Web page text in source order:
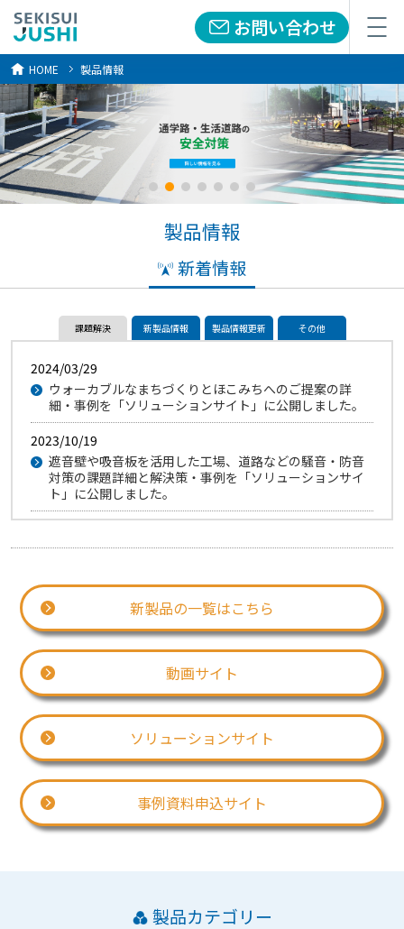
お問い合わせ
メニュー
HOME 製品情報
製品情報
新着情報
課題解決 新製品情報 製品情報更新 その他
2024/03/29
ウォーカブルなまちづくりとほこみちへのご提案の詳
細・事例を「ソリューションサイト」に公開しました。
2023/10/19
遮音壁や吸音板を活用した工場、道路などの騒音・防音
対策の課題詳細と解決策・事例を「ソリューションサイ
ト」に公開しました。
駅前広場の移動円滑化の課題詳細と解決策・事例を「ソ
2022/08/31
シカなどの野生生物による食害から樹木を守るスパイラ
ルグリーンサイトを「ソリューションサイト」に公開し
ました。
2022/06/10
た。
2022/04/22
IoT を活用した「中小河川水害対策」の課題詳細と解決
策・事例を「ソリューションサイト」に公開しました。
新製品の一覧はこちら
動画サイト
ソリューションサイト
事例資料申込サイト
製品カテゴリー